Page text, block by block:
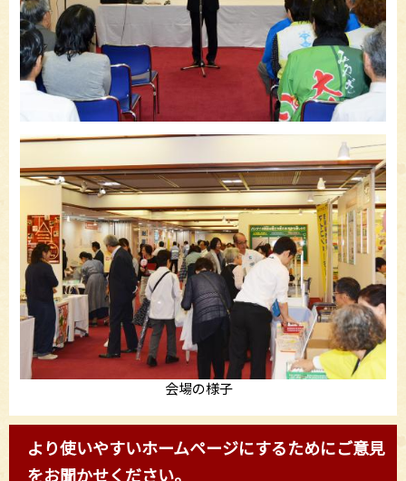
会場の様子
より使いやすいホームページにするためにご意見
をお聞かせください。